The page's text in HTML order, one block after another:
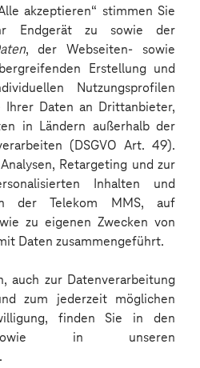
akzeptieren“ stimmen Sie
Endgerät zu sowie der
, der Webseiten- sowie
Erstellung und
Nutzungsprofilen
Ihrer Daten an Drittanbieter,
in Ländern außerhalb der
(DSGVO Art. 49).
Retargeting und zur
Inhalten und
der Telekom MMS, auf
zu eigenen Zwecken von
Daten zusammengeführt.
auch zur Datenverarbeitung
zum jederzeit möglichen
finden Sie in den
sowie in unseren
eine Auswahl: